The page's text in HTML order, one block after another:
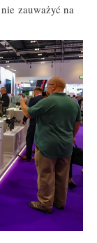
zauważyć na